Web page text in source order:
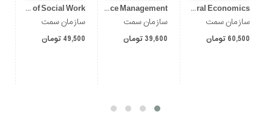
English for the Students of Agricultural Economics
سازمان سمت
60,500 تومان
English for the Students of Insurance Management
سازمان سمت
39,600 تومان
English for the Students of Social Work
سازمان سمت
49,500 تومان